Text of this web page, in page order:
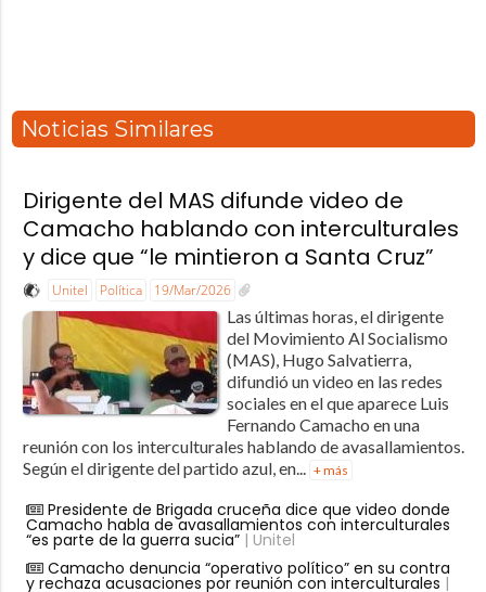
Noticias Similares
Dirigente del MAS difunde video de
Camacho hablando con interculturales
y dice que “le mintieron a Santa Cruz”
Unitel Política 19/Mar/2026
Las últimas horas, el dirigente
del Movimiento Al Socialismo
(MAS), Hugo Salvatierra,
difundió un video en las redes
sociales en el que aparece Luis
Fernando Camacho en una
reunión con los interculturales hablando de avasallamientos.
Según el dirigente del partido azul, en... + más
Presidente de Brigada cruceña dice que video donde
Camacho habla de avasallamientos con interculturales
“es parte de la guerra sucia”| Unitel
Camacho denuncia “operativo político” en su contra
y rechaza acusaciones por reunión con interculturales |